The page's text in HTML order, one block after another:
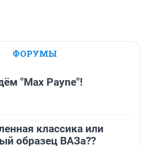
ФОРУМЫ
"Max Payne"!
классика или
образец ВАЗа??